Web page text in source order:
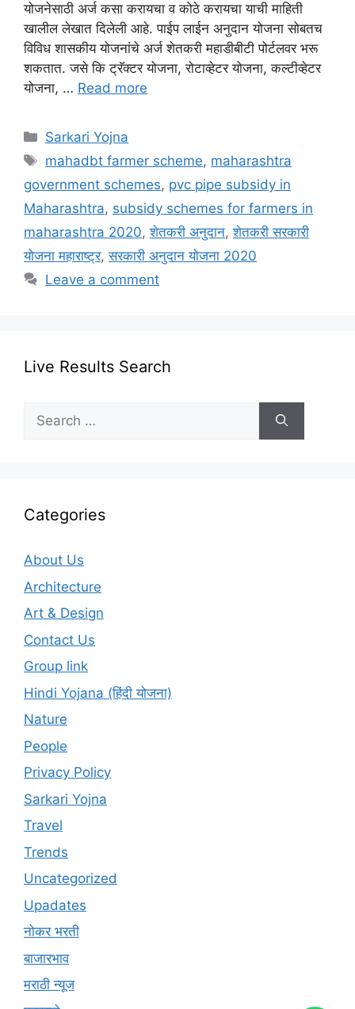
योजनेसाठी अर्ज कसा करायचा व कोठे करायचा याची माहिती
खालील लेखात दिलेली आहे. पाईप लाईन अनुदान योजना सोबतच
विविध शासकीय योजनांचे अर्ज शेतकरी महाडीबीटी पोर्टलवर भरू
शकतात. जसे कि ट्रॅक्टर योजना, रोटाव्हेटर योजना, कल्टीव्हेटर
योजना, … Read more
Categories
Sarkari Yojna
Tags
mahadbt farmer scheme, maharashtra
government schemes, pvc pipe subsidy in
Maharashtra, subsidy schemes for farmers in
maharashtra 2020,शेतकरी अनुदान,शेतकरी सरकारी
योजना महाराष्ट्र,सरकारी अनुदान योजना 2020
Leave a comment
Live Results Search
Search
for:
Categories
About Us
Architecture
Art & Design
Contact Us
Group link
Hindi Yojana (हिंदी योजना)
Nature
People
Privacy Policy
Sarkari Yojna
Travel
Trends
Uncategorized
Upadates
नोकर भरती
बाजारभाव
मराठी न्यूज